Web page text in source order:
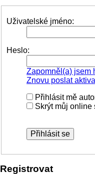
Uživatelské jméno:
Heslo:
Zapomněl(a) jsem
Znovu poslat
Přihlásit mě
Skrýt můj online
Registrovat